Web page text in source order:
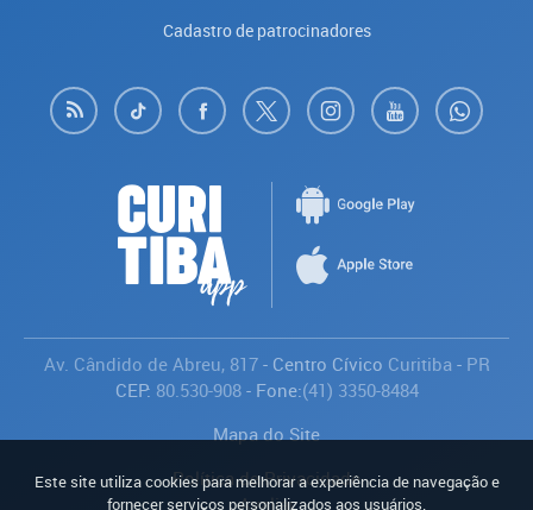
Cadastro de patrocinadores
Av. Cândido de Abreu, 817- Centro Cívico Curitiba- PR
CEP: 80.530-908- Fone:(41) 3350-8484
Mapa do Site
Política de Privacidade
Avaliar
Este site utiliza cookies para melhorar a experiência de navegação e
fornecer serviços personalizados aos usuários.